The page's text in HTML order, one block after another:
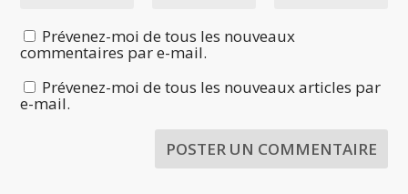
Prévenez-moi de tous les nouveaux
commentaires par e-mail.
Prévenez-moi de tous les nouveaux articles par
e-mail.